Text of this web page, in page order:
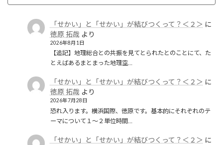
「せかい」と「せかい」が結びつくって？＜２＞ に
徳原 拓哉 より
2026年8月1日
【追記】地理総合との共振を見てとられたとのことにて、た
とえばあるまとまった地理空…
「せかい」と「せかい」が結びつくって？＜２＞ に
徳原 拓哉 より
2026年7月28日
恐れ入ります。横浜国際、徳原です。基本的にそれぞれのテ
ーマについて１〜２単位時間…
「せかい」と「せかい」が結びつくって？＜２＞ に